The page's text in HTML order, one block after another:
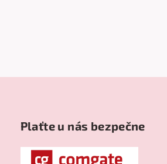
Plaťte u nás bezpečne